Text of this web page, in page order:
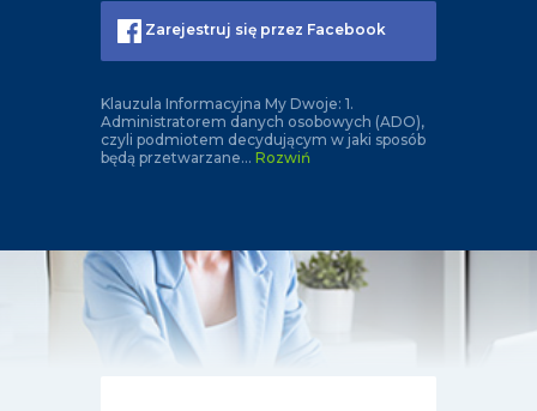
Zarejestruj się przez Facebook
Klauzula Informacyjna My Dwoje: 1.
Administratorem danych osobowych (ADO),
czyli podmiotem decydującym w jaki sposób
będą przetwarzane... Rozwiń